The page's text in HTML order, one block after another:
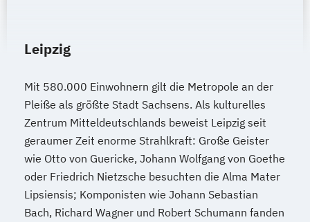
Spiroergometrie im Gesundheitssport
Stress- und Burnout-Coach
Wellness- und Spa-Management
Leipzig
Mit 580.000 Einwohnern gilt die Metropole an der
Pleiße als größte Stadt Sachsens. Als kulturelles
Zentrum Mitteldeutschlands beweist Leipzig seit
geraumer Zeit enorme Strahlkraft: Große Geister
wie Otto von Guericke, Johann Wolfgang von Goethe
oder Friedrich Nietzsche besuchten die Alma Mater
Lipsiensis; Komponisten wie Johann Sebastian
Bach, Richard Wagner und Robert Schumann fanden